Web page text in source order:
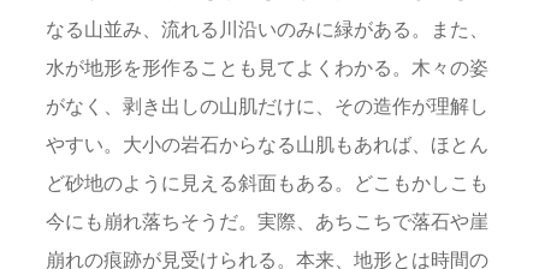
なる山並み、流れる川沿いのみに緑がある。また、
水が地形を形作ることも見てよくわかる。木々の姿
がなく、剥き出しの山肌だけに、その造作が理解し
やすい。大小の岩石からなる山肌もあれば、ほとん
ど砂地のように見える斜面もある。どこもかしこも
今にも崩れ落ちそうだ。実際、あちこちで落石や崖
崩れの痕跡が見受けられる。本来、地形とは時間の